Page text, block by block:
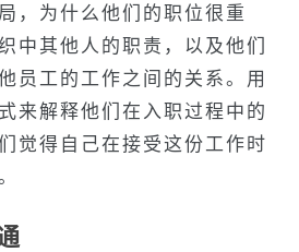
，为什么他们的职位很重
中其他人的职责，以及他们
员工的工作之间的关系。用
来解释他们在入职过程中的
觉得自己在接受这份工作时